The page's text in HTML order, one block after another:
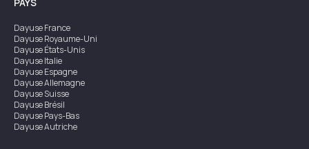
DayuseFrance
DayuseRoyaume-Uni
DayuseÉtats-Unis
DayuseItalie
DayuseEspagne
DayuseAllemagne
DayuseSuisse
DayuseBrésil
DayusePays-Bas
DayuseAutriche